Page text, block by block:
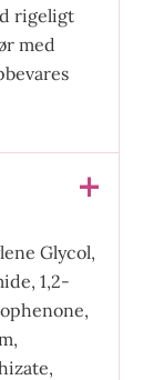
rigeligt
med
Glycol,
1,2-